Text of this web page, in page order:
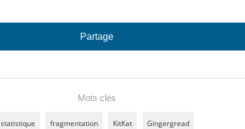
Partage
Mots clés
statistique fragmentation KitKat Gingergread